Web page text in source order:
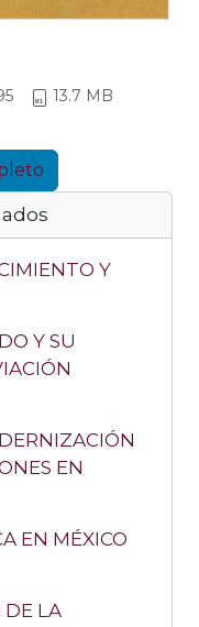
13.7 MB
Y
Y SU
EN
EN MÉXICO
DE LA